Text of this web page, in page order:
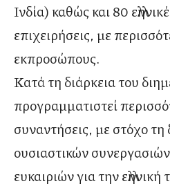
Ινδία) καθώς και 80
επιχειρήσεις, με
εκπροσώπους.
Κατά τη διάρκεια του
προγραμματιστεί
συναντήσεις, με στόχο τη
ουσιαστικών
ευκαιριών για την